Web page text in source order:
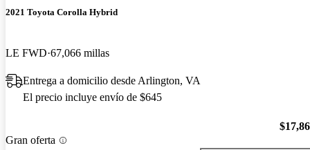
2021 Toyota Corolla Hybrid
LE FWD 67,066 millas
Entrega a domicilio desde Arlington, VA
El precio incluye envío de $645
Gran oferta